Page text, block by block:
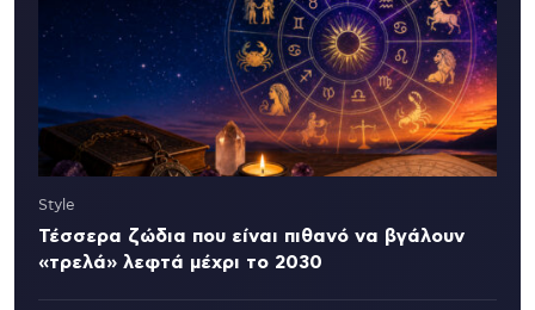
Style
Τέσσερα ζώδια που είναι πιθανό να βγάλουν
«τρελά» λεφτά μέχρι το 2030